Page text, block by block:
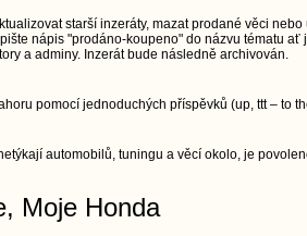
starší inzeráty, mazat prodané věci
nápis "prodáno-koupeno" do názvu tématu
a adminy. Inzerát bude následně archivován.
pomocí jednoduchých příspěvků (up, ttt – to
automobilů, tuningu a věcí okolo, je
Moje Honda